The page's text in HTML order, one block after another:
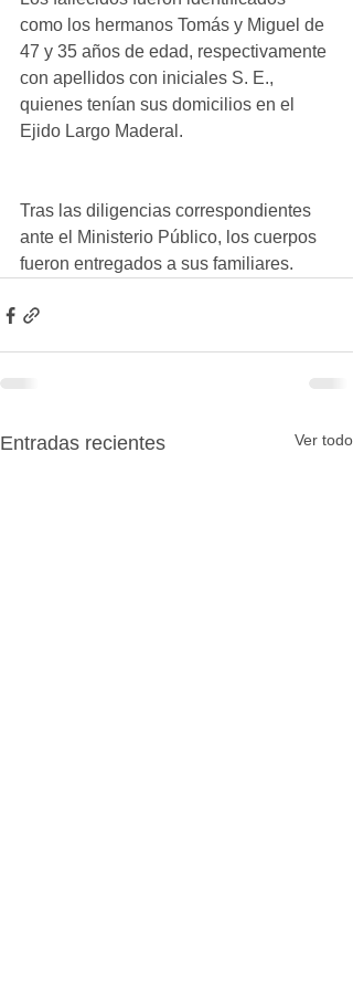
como los hermanos Tomás y Miguel de
47 y 35 años de edad, respectivamente
con apellidos con iniciales S. E.,
quienes tenían sus domicilios en el
Ejido Largo Maderal.
Tras las diligencias correspondientes
ante el Ministerio Público, los cuerpos
fueron entregados a sus familiares.
Entradas recientes Ver todo